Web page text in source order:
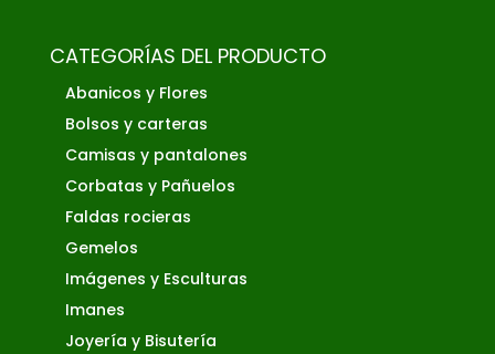
CATEGORÍAS DEL PRODUCTO
Abanicos y Flores
Bolsos y carteras
Camisas y pantalones
Corbatas y Pañuelos
Faldas rocieras
Gemelos
Imágenes y Esculturas
Imanes
Joyería y Bisutería